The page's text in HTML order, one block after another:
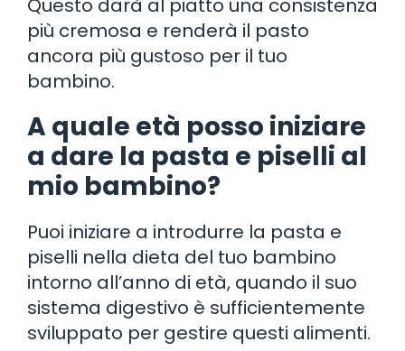
Questo darà al piatto una consistenza
più cremosa e renderà il pasto
ancora più gustoso per il tuo
bambino.
A quale età posso iniziare
a dare la pasta e piselli al
mio bambino?
Puoi iniziare a introdurre la pasta e
piselli nella dieta del tuo bambino
intorno all’anno di età, quando il suo
sistema digestivo è sufficientemente
sviluppato per gestire questi alimenti.